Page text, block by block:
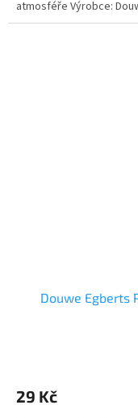
atmosféře Výrobce:
Douwe Egberts
29 Kč